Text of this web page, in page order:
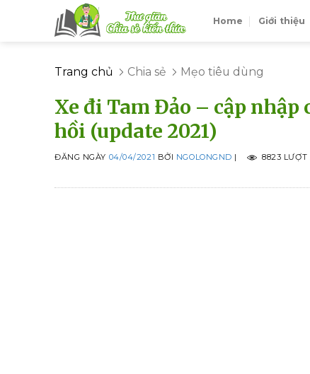
Home Giới thiệu
Trang chủ Chia sẻ Mẹo tiêu dùng
Xe đi Tam Đảo – cập
hồi (update 2021)
ĐĂNG NGÀY 04/04/2021 BỞI NGOLONGND | 8823 LƯỢT